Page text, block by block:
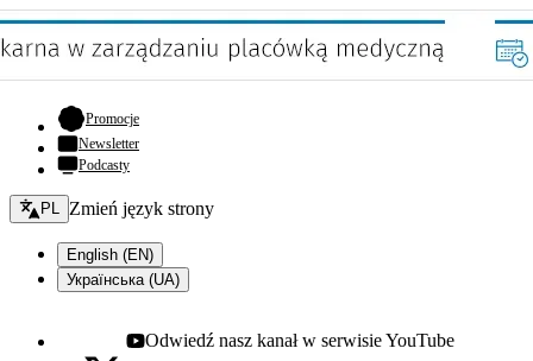
Promocje- otwiera się w nowej karcie
Newsletter
Podcasty
Zmień język - bieżący:
PL Zmień język strony
English (EN)
Українська (UA)
Youtube - otwiera się w nowej karcie
Odwiedź nasz kanał w serwisie YouTube